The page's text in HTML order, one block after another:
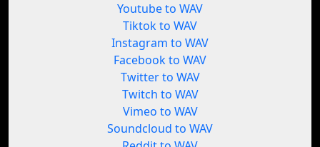
Youtube to WAV
Tiktok to WAV
Instagram to WAV
Facebook to WAV
Twitter to WAV
Twitch to WAV
Vimeo to WAV
Soundcloud to WAV